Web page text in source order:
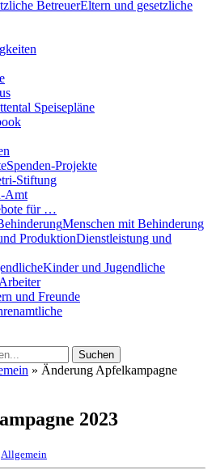
BetreuerEltern und gesetzliche
Speisepläne
Spenden-Projekte
Stiftung
Amt
für …
Menschen mit Behinderung
ProduktionDienstleistung und
Kinder und Jugendliche
und Freunde
Suchen
» Änderung Apfelkampagne
2023
Allgemein